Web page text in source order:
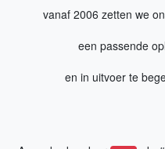
vanaf 2006 zetten we
een passende
en in uitvoer te